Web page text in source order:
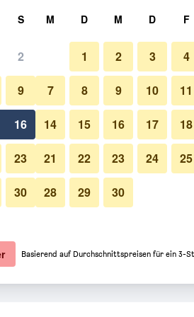
Schlafzimmer
Hotel O Homely Raj Near
S
2
9
16
23
30
M D M D F
1 2 3 4
7 8 9 10 11
14 15 16 17 18
21 22 23 24 25
28 29 30
Basierend auf Durchschnittspreisen für ein 3-